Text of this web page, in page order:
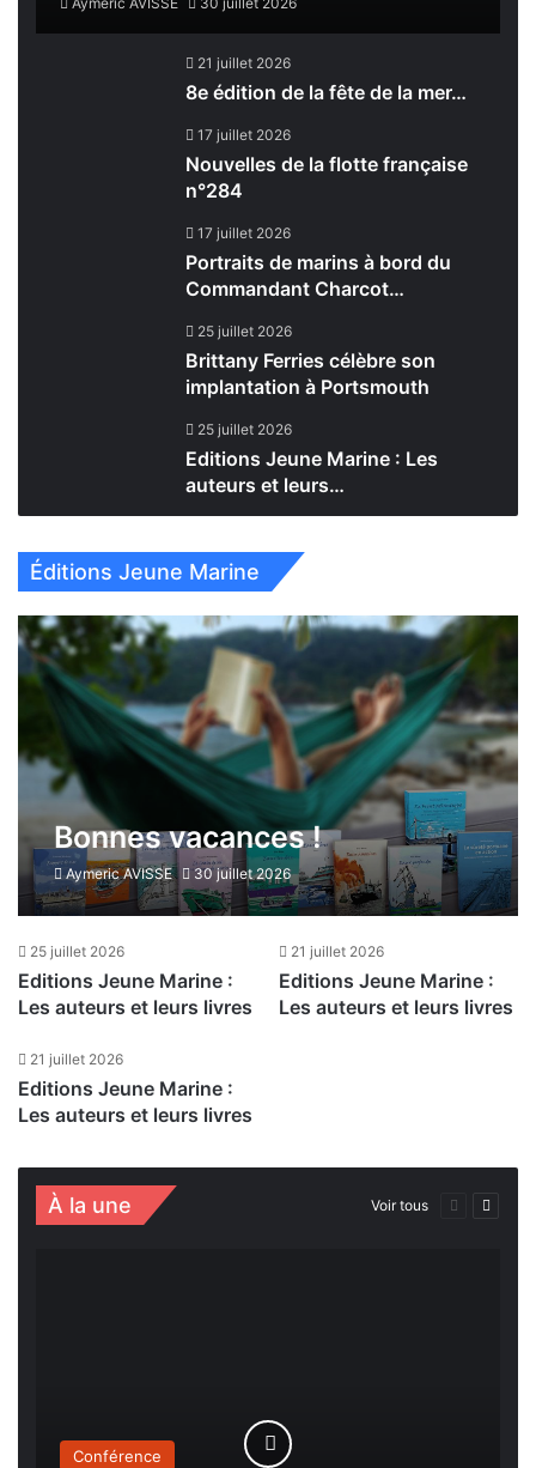
21 juillet 2026
8e édition de la fête de la mer…
17 juillet 2026
Nouvelles de la flotte française
n°284
17 juillet 2026
Portraits de marins à bord du
Commandant Charcot…
25 juillet 2026
Brittany Ferries célèbre son
implantation à Portsmouth
25 juillet 2026
Editions Jeune Marine : Les
auteurs et leurs…
Éditions Jeune Marine
Bonnes vacances !
Aymeric AVISSE 30 juillet 2026
25 juillet 2026
Editions Jeune Marine :
Les auteurs et leurs livres
21 juillet 2026
Editions Jeune Marine :
Les auteurs et leurs livres
21 juillet 2026
Editions Jeune Marine :
Les auteurs et leurs livres
À la une Voir tous
PagePage
Conférence